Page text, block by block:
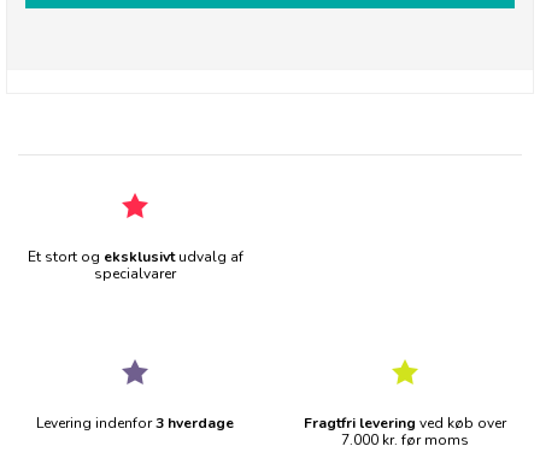
Et stort og eksklusivtudvalg af
specialvarer
Levering indenfor3 hverdage Fragtfri levering ved køb over
7.000 kr. før moms